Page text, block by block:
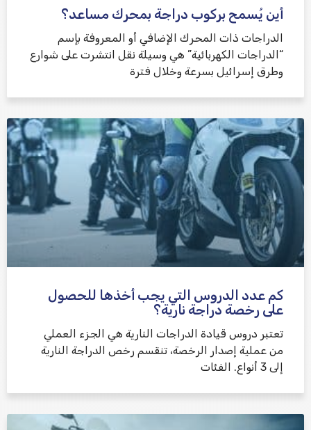
أين يُسمح بركوب دراجة بمحرك مساعد؟
الدراجات ذات المحرك الإضافي أو المعروفة بإسم
“الدراجات الكهربائية” هي وسيلة نقل انتشرت على شوارع
وطرق إسرائيل بسرعة وخلال فترة
كم عدد الدروس التي يجب أخذها للحصول
على رخصة دراجة نارية؟
تعتبر دروس قيادة الدراجات النارية هي الجزء العملي
من عملية إصدار الرخصة، تنقسم رخص الدراجة النارية
إلى 3 أنواع. الفئات